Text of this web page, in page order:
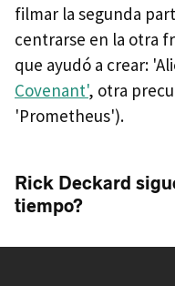
filmar la segunda
centrarse en la otra
que ayudó a crear:
Covenant', otra
'Prometheus').
Rick Deckard
tiempo?